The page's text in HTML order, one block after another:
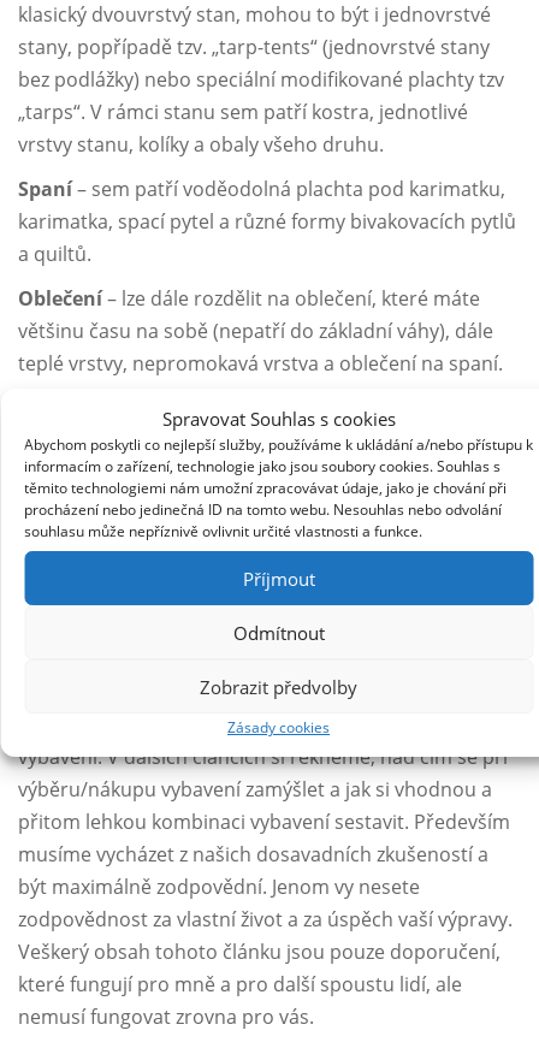
Spravovat Souhlas s cookies
Abychom poskytli co nejlepší služby, používáme k ukládání a/nebo přístupu k
informacím o zařízení, technologie jako jsou soubory cookies. Souhlas s
těmito technologiemi nám umožní zpracovávat údaje, jako je chování při
procházení nebo jedinečná ID na tomto webu. Nesouhlas nebo odvolání
souhlasu může nepříznivě ovlivnit určité vlastnosti a funkce.
Příjmout
Odmítnout
Zobrazit předvolby
Zásady cookies
klasický dvouvrstvý stan, mohou to být i jednovrstvé
stany, popřípadě tzv. „tarp-tents“ (jednovrstvé stany
bez podlážky) nebo speciální modifikované plachty tzv
„tarps“. V rámci stanu sem patří kostra, jednotlivé
vrstvy stanu, kolíky a obaly všeho druhu.
Spaní– sem patří voděodolná plachta pod karimatku,
karimatka, spací pytel a různé formy bivakovacích pytlů
a quiltů.
Oblečení– lze dále rozdělit na oblečení, které máte
většinu času na sobě (nepatří do základní váhy), dále
teplé vrstvy, nepromokavá vrstva a oblečení na spaní.
– vařič, palivo, závětří, kotlík, lžíce a další
většinou zcela nepotřebné věci jako misky, příbory,
saponát….
Batoh– obal ve kterém všechno naše vybavení
poneseme. Jen výběrem správného batohu se dají
ušetřit 2 kilogramy! ale pozor, má to svá úskalí.
Abychom snížili svoji základní váhu nesenou na zádech,
a ještě v jakémkoliv provedení. Pro každý typ výletu,
treku, expedice musíme zvolit vhodnou kombinaci
vybavení. V dalších článcích si řekneme, nad čím se při
výběru/nákupu vybavení zamýšlet a jak si vhodnou a
přitom lehkou kombinaci vybavení sestavit. Především
musíme vycházet z našich dosavadních zkušeností a
být maximálně zodpovědní. Jenom vy nesete
zodpovědnost za vlastní život a za úspěch vaší výpravy.
Veškerý obsah tohoto článku jsou pouze doporučení,
které fungují pro mně a pro další spoustu lidí, ale
nemusí fungovat zrovna pro vás.